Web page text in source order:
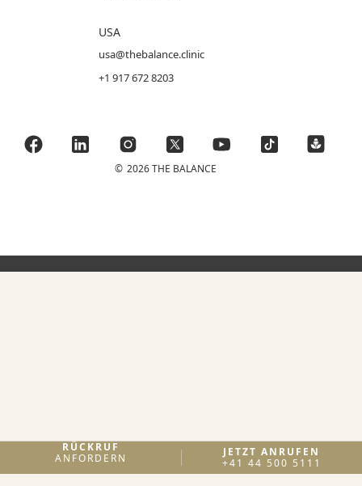
USA
usa@thebalance.clinic
+1 917 672 8203
© 2026 THE BALANCE
RÜCKRUF
ANFORDERN
JETZT ANRUFEN
+41 44 500 5111